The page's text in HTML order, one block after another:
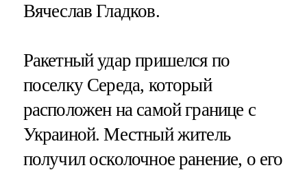
Вячеслав Гладков.
Ракетный удар пришелся по
поселку Середа, который
расположен на самой границе с
Украиной. Местный житель
получил осколочное ранение, о его